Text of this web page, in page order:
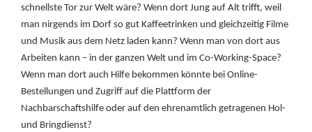
schnellste Tor zur Welt wäre? Wenn dort Jung auf Alt trifft, weil
man nirgends im Dorf so gut Kaffeetrinken und gleichzeitig Filme
und Musik aus dem Netz laden kann? Wenn man von dort aus
Arbeiten kann – in der ganzen Welt und im Co-Working-Space?
Wenn man dort auch Hilfe bekommen könnte bei Online-
Bestellungen und Zugriff auf die Plattform der
Nachbarschaftshilfe oder auf den ehrenamtlich getragenen Hol-
und Bringdienst?